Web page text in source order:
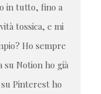
in tutto, fino a
tossica, e mi
Ho sempre
su Notion ho già
Pinterest ho